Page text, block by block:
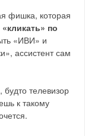
фишка, которая
по
«ИВИ» и
ассистент сам
телевизор
к такому